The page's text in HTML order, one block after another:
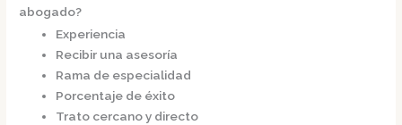
abogado?
Experiencia
Recibir una asesoría
Rama de especialidad
Porcentaje de éxito
Trato cercano y directo